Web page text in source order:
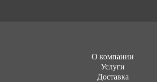
О компании
Услуги
Доставка